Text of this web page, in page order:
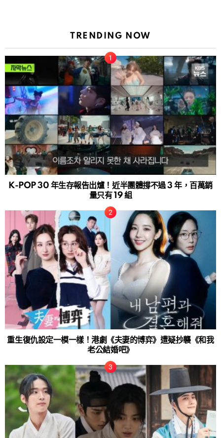
TRENDING NOW
K-POP 30 年生存報告出爐！近半團體撐不過 3 年，百萬銷
量只有 19 組
重生復仇設定一模一樣！港劇《夫妻的博弈》遭疑抄襲《和我
老公結婚吧》